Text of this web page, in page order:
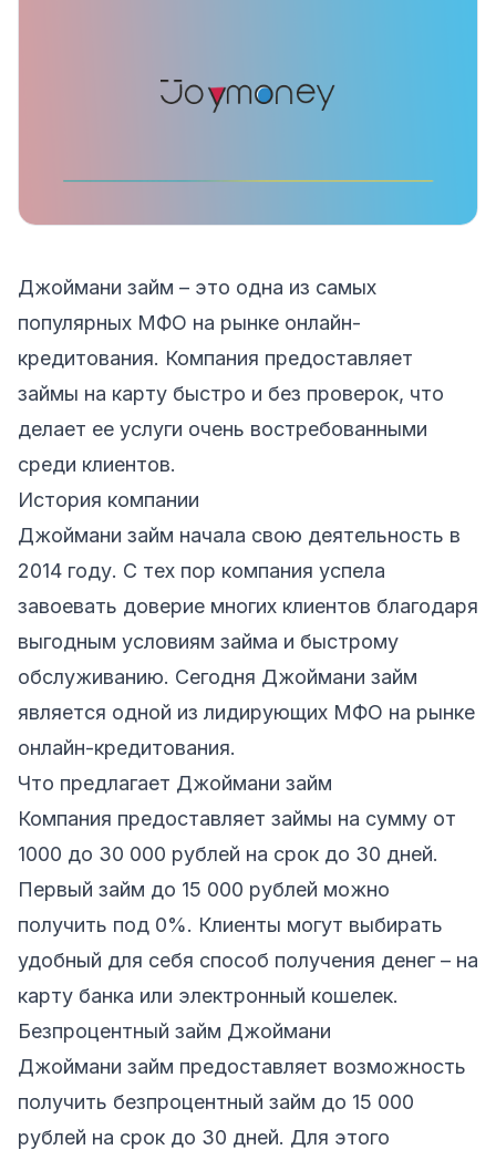
Джоймани займ – это одна из самых
популярных МФО на рынке онлайн-
кредитования. Компания предоставляет
займы на карту быстро и без проверок, что
делает ее услуги очень востребованными
среди клиентов.
История компании
Джоймани займ начала свою деятельность в
2014 году. С тех пор компания успела
завоевать доверие многих клиентов благодаря
выгодным условиям займа и быстрому
обслуживанию. Сегодня Джоймани займ
является одной из лидирующих МФО на рынке
онлайн-кредитования.
Что предлагает Джоймани займ
Компания предоставляет займы на сумму от
1000 до 30 000 рублей на срок до 30 дней.
Первый займ до 15 000 рублей можно
получить под 0%. Клиенты могут выбирать
удобный для себя способ получения денег – на
карту банка или электронный кошелек.
Безпроцентный займ Джоймани
Джоймани займ предоставляет возможность
получить безпроцентный займ до 15 000
рублей на срок до 30 дней. Для этого